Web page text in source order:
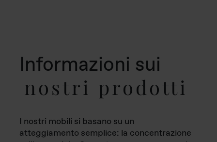
Informazioni sui
nostri prodotti
I nostri mobili si basano su un
atteggiamento semplice: la concentrazione